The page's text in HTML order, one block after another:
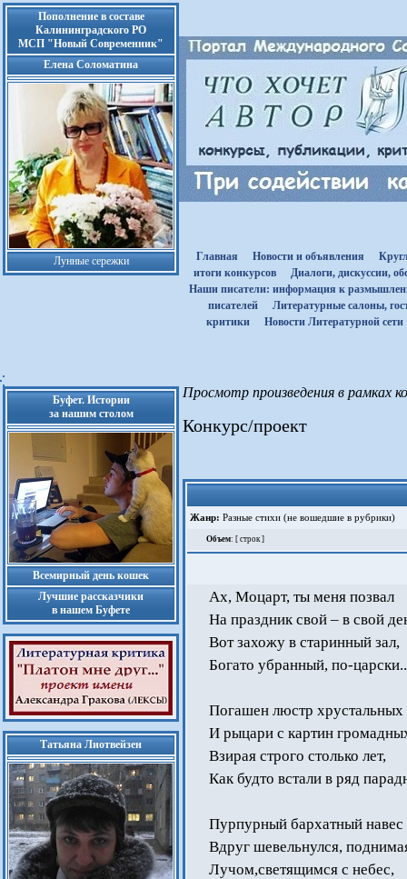
Пополнение в составе
Калининградского РО
МСП "Новый Современник"
Елена Соломатина
Лунные сережки Главная Новости и объявления
итоги конкурсов
Диалоги, дискуссии,
Наши писатели: информация к
писателей
Литературные салоны,
критики
Новости Литературной сети
Буфет. Истории
за нашим столом
Всемирный день кошек
Лучшие рассказчики
в нашем Буфете
Татьяна Лиотвейзен
Просмотр произведения в рамках
Конкурс/проект
Жанр: Разные стихи (не вошедшие в рубрики)
Объем: [ строк ]
Ах, Моцарт, ты меня позвал
На праздник свой – в свой
Вот захожу в старинный зал,
Богато убранный, по-
Погашен люстр хрустальных
И рыцари с картин
Взирая строго столько лет,
Как будто встали в ряд
Пурпурный бархатный навес
Вдруг шевельнулся,
Лучом,светящимся с небес,